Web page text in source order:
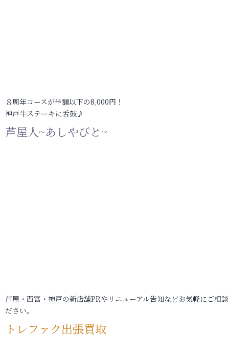
８周年コースが半額以下の8,000円！
神戸牛ステーキに舌鼓♪
芦屋人~あしやびと~
芦屋・西宮・神戸の新店舗PRやリニューアル告知などお気軽にご相
ださい。
トレファク出張買取